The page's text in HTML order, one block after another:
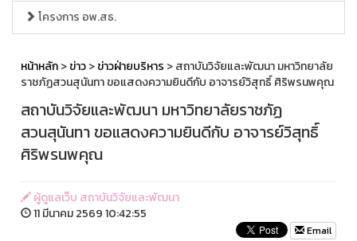
โครงการ อพ.สธ.
หน้าหลัก>ข่าว>ข่าวฝ่ายบริหาร > สถาบันวิจัยและพัฒนา มหาวิทยาลัย
ราชภัฏสวนสุนันทา ขอแสดงความยินดีกับ อาจารย์วิสุทธิ์ ศิริพรนพคุณ
สถาบันวิจัยและพัฒนา มหาวิทยาลัยราชภัฏ
สวนสุนันทา ขอแสดงความยินดีกับ อาจารย์วิสุทธิ์
ศิริพรนพคุณ
ผู้ดูแลเว็บ สถาบันวิจัยและพัฒนา
11 มีนาคม 2569 10:42:55
Email